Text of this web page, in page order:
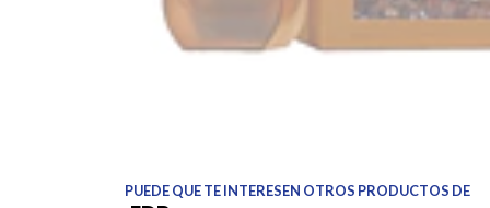
PUEDE QUE TE INTERESEN OTROS PRODUCTOS DE